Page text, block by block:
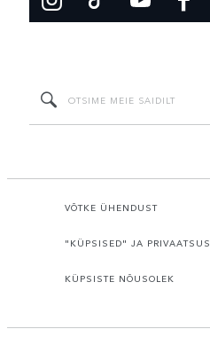
VÕTKE ÜHENDUST
"KÜPSISED" JA PRIVAATSUS
KÜPSISTE NÕUSOLEK